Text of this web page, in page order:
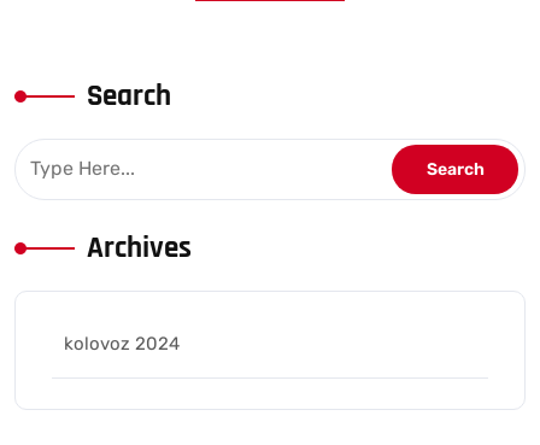
Search
Archives
kolovoz 2024